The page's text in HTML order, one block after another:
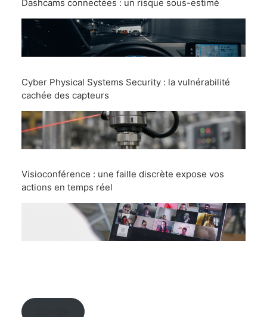
Dashcams connectées : un risque sous-estimé
Cyber Physical Systems Security : la vulnérabilité
cachée des capteurs
Visioconférence : une faille discrète expose vos
actions en temps réel